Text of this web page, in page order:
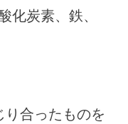
化炭素、鉄、
合ったものを